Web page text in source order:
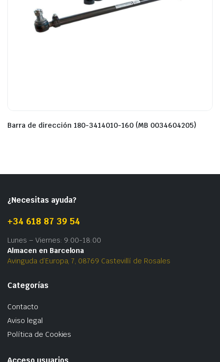
Barra de dirección 180-3414010-160 (MB 0034604205)
¿Necesitas ayuda?
+34 618 87 39 54
Lunes – Viernes: 9:00-18:00
Almacen en Barcelona
Avinguda d’Europa, 7, 08769 Castevillí de Rosales
Categorías
Contacto
Aviso legal
Política de Cookies